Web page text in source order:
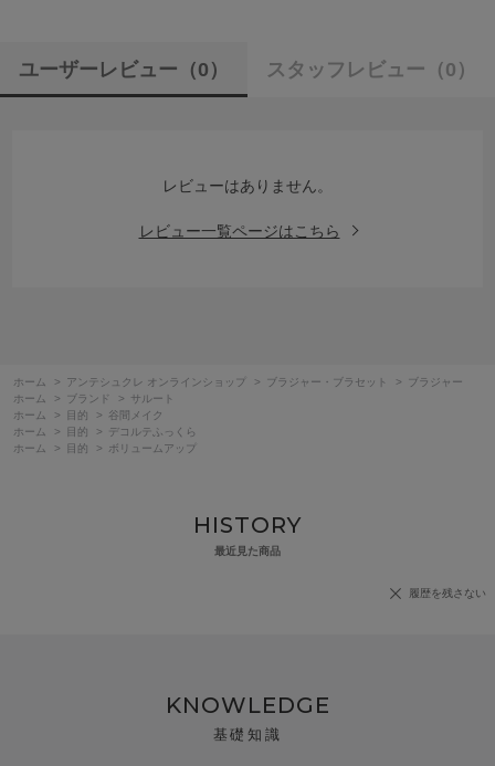
ユーザーレビュー （0） スタッフレビュー （0）
レビューはありません。
レビュー一覧ページはこちら
ホーム > アンテシュクレ オンラインショップ > ブラジャー・ブラセット >
ブラジャー
ホーム
> ブランド >
サルート
ホーム
> 目的 >
谷間メイク
ホーム
> 目的 >
デコルテふっくら
ホーム
> 目的 > ボリュームアップ
HISTORY
最近見た商品
履歴を残さない
KNOWLEDGE
基礎知識